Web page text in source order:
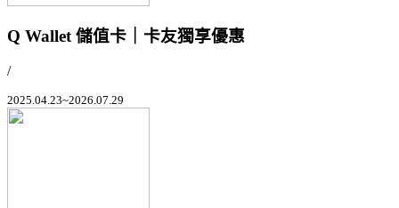
Q Wallet 儲值卡｜卡友獨享優惠
/
2025.04.23~2026.07.29